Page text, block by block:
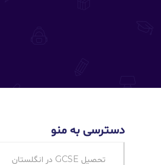
دسترسی به منو
تحصیل GCSE در انگلستان